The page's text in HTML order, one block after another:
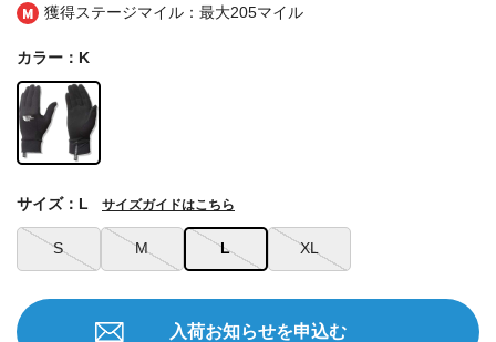
獲得ステージマイル：最大205マイル
カラー：K
S M L XL
サイズ：L サイズガイドはこちら
入荷お知らせを申込む